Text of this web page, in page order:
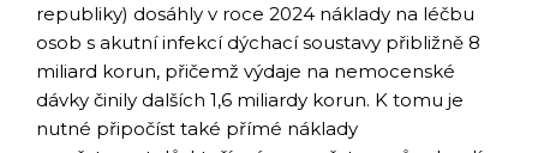
republiky) dosáhly v roce 2024 náklady na léčbu
osob s akutní infekcí dýchací soustavy přibližně 8
miliard korun, přičemž výdaje na nemocenské
dávky činily dalších 1,6 miliardy korun. K tomu je
nutné připočíst také přímé náklady